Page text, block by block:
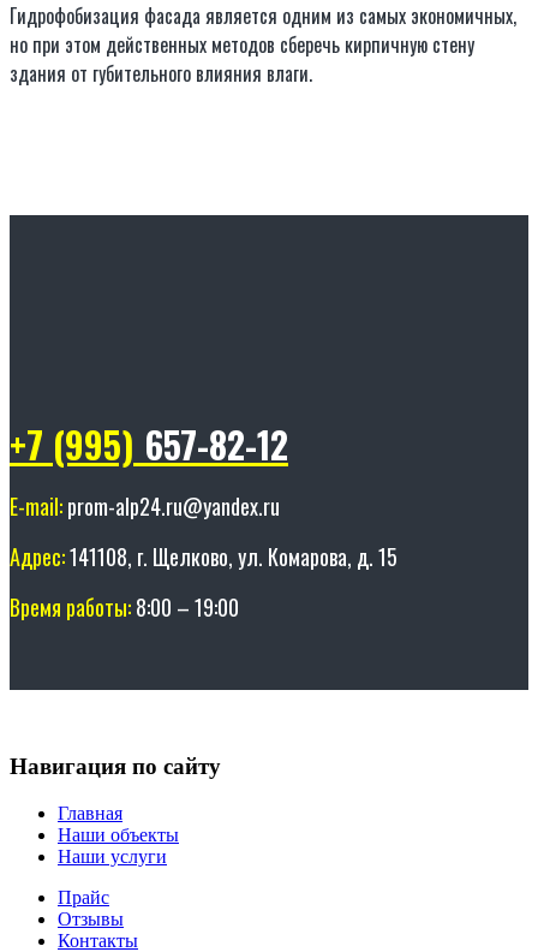
Гидрофобизация фасада является одним из самых экономичных,
но при этом действенных методов сберечь кирпичную стену
здания от губительного влияния влаги.
+7 (995) 657-82-12
E-mail:prom-alp24.ru@yandex.ru
Адрес:141108, г. Щелково, ул. Комарова, д. 15
Время работы:8:00 – 19:00
Навигация по сайту
Главная
Наши объекты
Наши услуги
Прайс
Отзывы
Контакты